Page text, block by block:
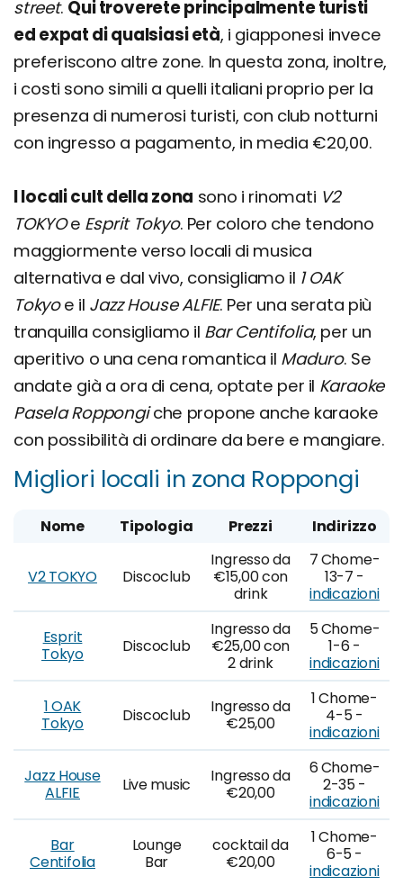
street. Qui troverete principalmente turisti
ed expat di qualsiasi età, i giapponesi invece
preferiscono altre zone. In questa zona, inoltre,
i costi sono simili a quelli italiani proprio per la
presenza di numerosi turisti, con club notturni
con ingresso a pagamento, in media €20,00.
I locali cult della zona sono i rinomati V2
TOKYOe Esprit Tokyo. Per coloro che tendono
maggiormente verso locali di musica
alternativa e dal vivo, consigliamo il 1 OAK
Tokyoe il Jazz House ALFIE. Per una serata più
tranquilla consigliamo il Bar Centifolia, per un
aperitivo o una cena romantica il Maduro. Se
andate già a ora di cena, optate per il Karaoke
Pasela Roppongiche propone anche karaoke
con possibilità di ordinare da bere e mangiare.
Migliori locali in zona Roppongi
Nome Tipologia Prezzi Indirizzo
V2 TOKYO Discoclub
Ingresso da
€15,00 con
drink
7 Chome-
13-7 -
indicazioni
Esprit
Tokyo
Discoclub
Ingresso da
€25,00 con
2 drink
5 Chome-
1-6 -
indicazioni
1 OAK
Tokyo
Discoclub
Ingresso da
€25,00
1 Chome-
4-5 -
indicazioni
Jazz House
ALFIE
Live music
Ingresso da
€20,00
6 Chome-
2-35 -
indicazioni
Bar
Centifolia
Lounge
Bar
cocktail da
€20,00
1 Chome-
6-5 -
indicazioni